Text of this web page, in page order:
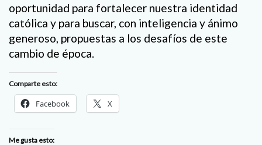
oportunidad para fortalecer nuestra identidad
católica y para buscar, con inteligencia y ánimo
generoso, propuestas a los desafíos de este
cambio de época.
Comparte esto:
Facebook X
Me gusta esto: